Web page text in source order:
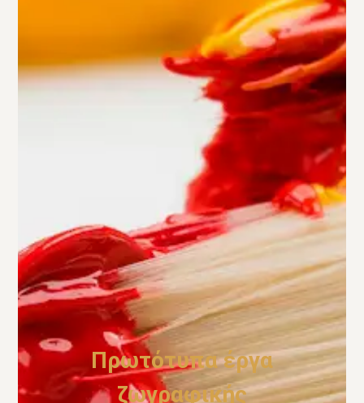
Πρωτότυπα έργα
ζωγραφικής